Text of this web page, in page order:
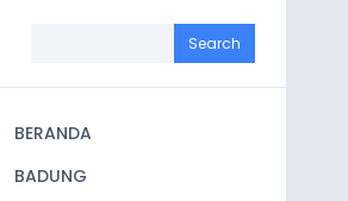
navigation
BERANDA
BADUNG